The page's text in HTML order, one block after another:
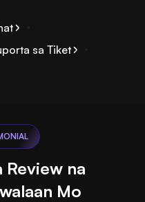
sa Tiket
Review na
Mo